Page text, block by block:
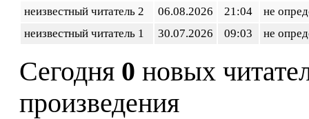
неизвестный читатель 2
06.08.2026 21:04
не
неизвестный читатель 1
30.07.2026 09:03 не
Сегодня 0 новых
произведения